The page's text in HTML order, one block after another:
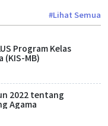
#Lihat Semua
Program Kelas
(KIS-MB)
2022 tentang
Agama